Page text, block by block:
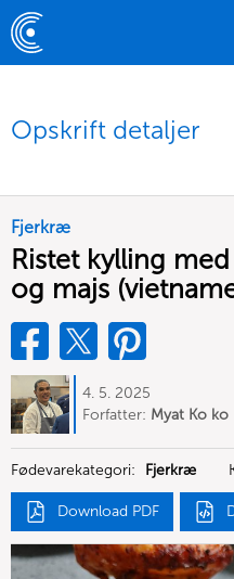
Opskrift detaljer
Fjerkræ
Ristet kylling
og majs
4. 5. 2025
Forfatter: Myat Ko ko
Fødevarekategori: Fjerkræ
Download PDF